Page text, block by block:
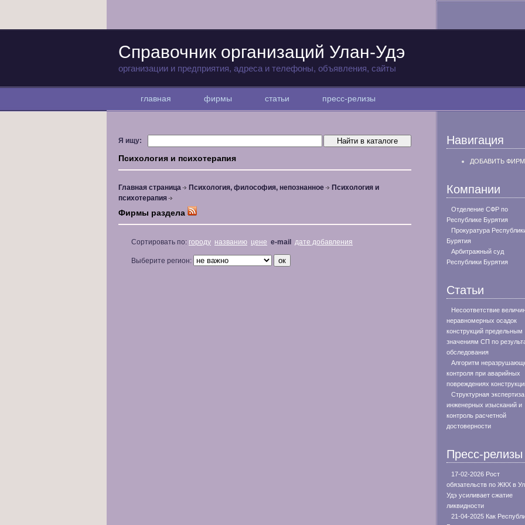
Справочник организаций Улан-Удэ
организации и предприятия, адреса и телефоны, объявления, сайты
главная фирмы статьи пресс-релизы
Я ищу:
Психология и психотерапия
Главная страница Психология, философия, непознанное
Психология и
психотерапия
Фирмы раздела
Сортировать по: городу названию цене e-mail дате добавления
Выберите регион:
Навигация
ДОБАВИТЬ
Компании
Отделение СФР по
Республике Бурятия
Прокуратура
Бурятия
Арбитражный суд
Республики Бурятия
Статьи
Несоответствие
неравномерных осадок
конструкций предельным
значениям СП по
обследования
Алгоритм
контроля при аварийных
повреждениях
Структурная экспертиза
инженерных изысканий и
контроль расчетной
достоверности
Пресс-релизы
17-02-2026 Рост
обязательств по ЖКХ в
Удэ усиливает сжатие
ликвидности
21-04-2025 Как